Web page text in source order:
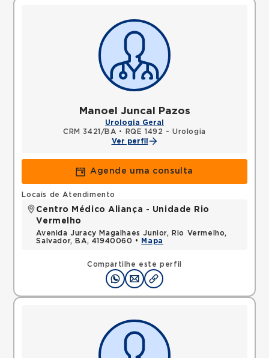
Manoel Juncal Pazos
Urologia Geral
CRM 3421/BA •
RQE 1492 - Urologia
Ver perfil
Agende uma consulta
Compartilhe este perfil
Locais de Atendimento
Centro Médico Aliança - Unidade Rio
Vermelho
Avenida Juracy Magalhaes Junior, Rio Vermelho,
Salvador, BA, 41940060 •
Mapa